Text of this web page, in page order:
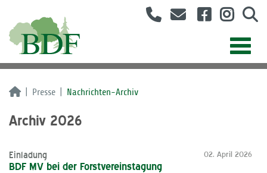
Presse Nachrichten-Archiv
Archiv 2026
02. April 2026
Einladung
BDF MV bei der Forstvereinstagung